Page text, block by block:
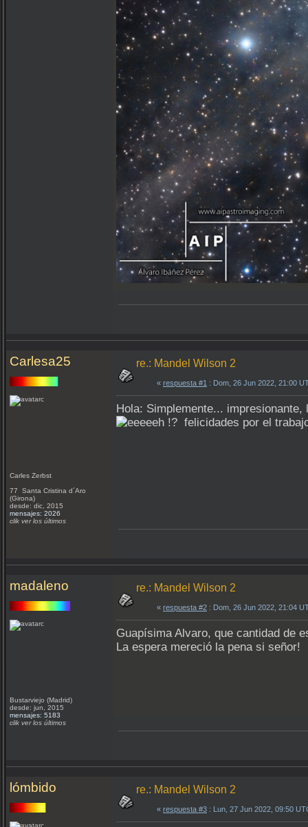
Carlesa25
Carles Zerbst
77 Santa Cristina d´Aro
(Girona)
desde: dic, 2015
mensajes: 2026
clik ver los últimos
re.: Mandel Wilson 2
« respuesta #1 : Dom, 26 Jun 2022, 21:00
Hola: Simplemente...
felicidades por el
madaleno
Bustarviejo (Madrid)
desde: jun, 2015
mensajes: 5183
clik ver los últimos
re.: Mandel Wilson 2
« respuesta #2 : Dom, 26 Jun 2022, 21:04
Guapísima Alvaro, que cantidad de
La espera mereció la pena si señor!
lómbido re.: Mandel Wilson 2
« respuesta #3 : Lun, 27 Jun 2022, 09:50